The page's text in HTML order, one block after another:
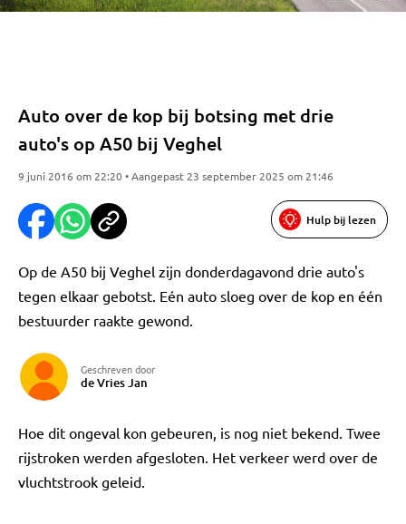
Auto over de kop bij botsing met drie
auto's op A50 bij Veghel
9 juni 2016 om 22:20 • Aangepast 23 september 2025 om 21:46
Hulp bij lezen
Op de A50 bij Veghel zijn donderdagavond drie auto's
tegen elkaar gebotst. Eén auto sloeg over de kop en één
bestuurder raakte gewond.
Geschreven door
de Vries Jan
Hoe dit ongeval kon gebeuren, is nog niet bekend. Twee
rijstroken werden afgesloten. Het verkeer werd over de
vluchtstrook geleid.